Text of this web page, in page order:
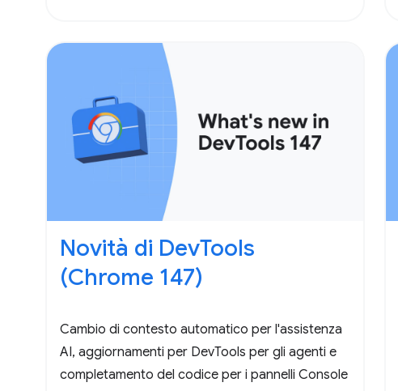
Novità di DevTools
(Chrome 147)
Cambio di contesto automatico per l'assistenza
AI, aggiornamenti per DevTools per gli agenti e
completamento del codice per i pannelli Console